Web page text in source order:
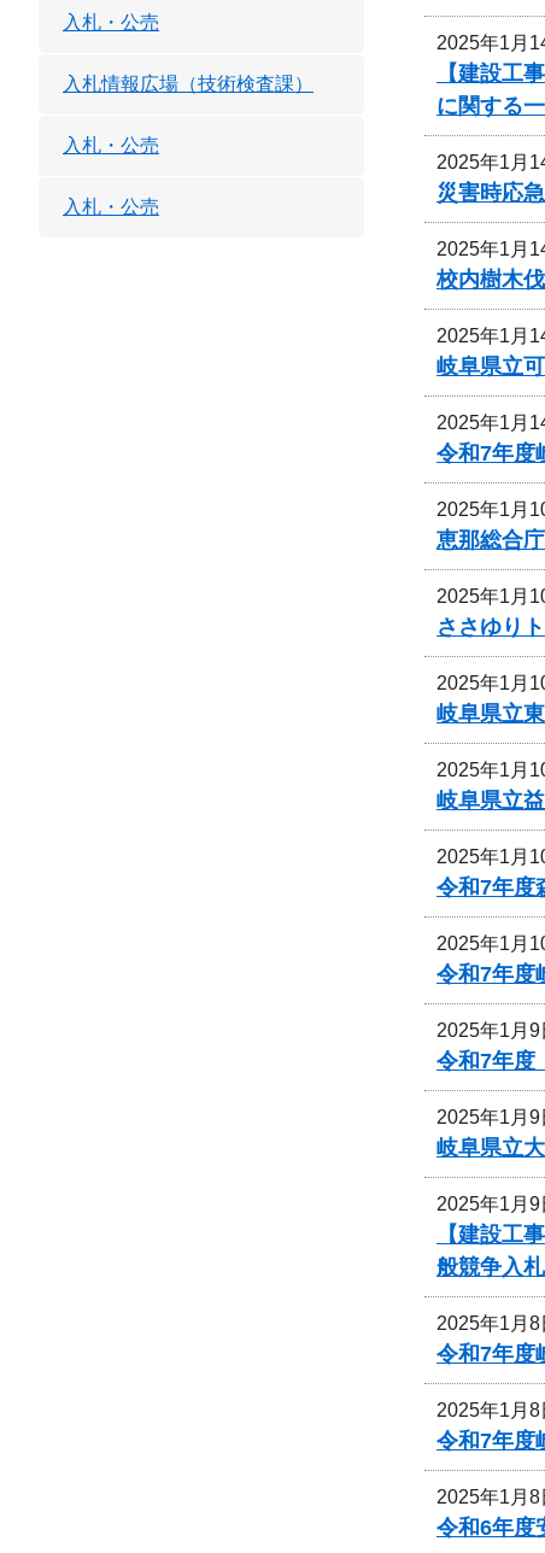
2025年1月
【建設工
に関する
2025年1月
災害時応
2025年1月
校内樹木
2025年1月
岐阜県立
2025年1月
令和7年度
2025年1月
恵那総合
2025年1月
ささゆり
2025年1月
岐阜県立
2025年1月
岐阜県立
2025年1月
令和7年度
2025年1月
令和7年度
2025年1月9
令和7年度
2025年1月9
岐阜県立
2025年1月9
【建設工
般競争入札
2025年1月8
令和7年度
2025年1月8
令和7年度
2025年1月8
令和6年度
入札・公売
入札情報広場（技術検査課）
入札・公売
入札・公売